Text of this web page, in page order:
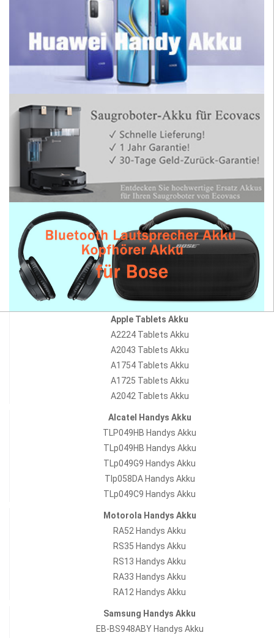
Apple Tablets Akku
A2224 Tablets Akku
A2043 Tablets Akku
A1754 Tablets Akku
A1725 Tablets Akku
A2042 Tablets Akku
Alcatel Handys Akku
TLP049HB Handys Akku
TLp049HB Handys Akku
TLp049G9 Handys Akku
Tlp058DA Handys Akku
TLp049C9 Handys Akku
Motorola Handys Akku
RA52 Handys Akku
RS35 Handys Akku
RS13 Handys Akku
RA33 Handys Akku
RA12 Handys Akku
Samsung Handys Akku
EB-BS948ABY Handys Akku